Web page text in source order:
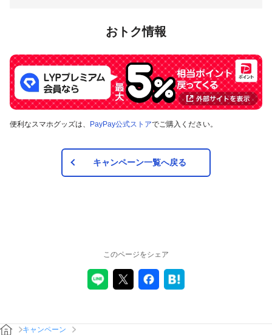
おトク情報
便利なスマホグッズは、 PayPay公式ストアでご購入ください。
キャンペーン一覧へ戻る
このページをシェア
キャンペーン